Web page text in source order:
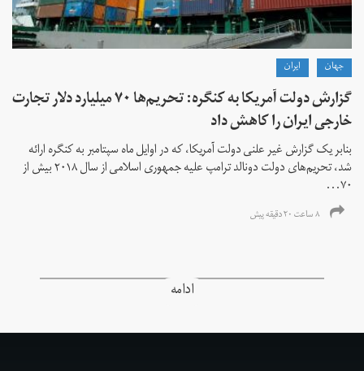
جهان ايران
گزارش دولت آمریکا به کنگره: تحریم‌ها ۷۰ میلیارد دلار تجارت
خارجی ایران را کاهش داد
بنابر یک گزارش غیر علنی دولت آمریکا، که در اوایل ماه سپتامبر به کنگره ارائه
شد، تحریم‌های دولت دونالد ترامپ علیه جمهوری اسلامی از سال ۲۰۱۸ بیش از
۷۰...
۸ ساعت ۲۰ دقیقه پیش
ادامه